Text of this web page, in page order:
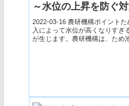
～水位の上昇を防ぐ
2022-03-16 農研機構ポイント
入によって水位が高くなりすぎ
が生じます。農研機構は、ため